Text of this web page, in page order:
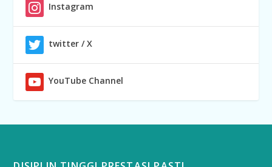
Instagram
twitter / X
YouTube Channel